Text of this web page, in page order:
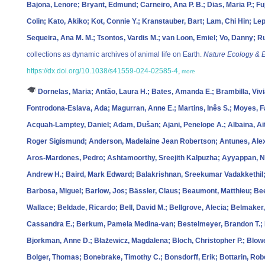
Bajona, Lenore; Bryant, Edmund; Carneiro, Ana P. B.; Dias, Maria P.;
Colin; Kato, Akiko; Kot, Connie Y.; Kranstauber, Bart; Lam, Chi Hin;
Sequeira, Ana M. M.; Tsontos, Vardis M.; van Loon, Emiel; Vo, Danny;
collections as dynamic archives of animal life on Earth. Nature Ecology &
https://dx.doi.org/10.1038/s41559-024-02585-4, more
Dornelas, Maria; Antão, Laura H.; Bates, Amanda E.; Brambilla,
Fontrodona‐Eslava, Ada; Magurran, Anne E.; Martins, Inês S.; Moyes,
Acquah‐Lamptey, Daniel; Adam, Dušan; Ajani, Penelope A.; Albaina,
Roger Sigismund; Anderson, Madelaine Jean Robertson; Antunes,
Aros‐Mardones, Pedro; Ashtamoorthy, Sreejith Kalpuzha; Ayyappan,
Andrew H.; Baird, Mark Edward; Balakrishnan, Sreekumar
Barbosa, Miguel; Barlow, Jos; Bässler, Claus; Beaumont, Matthieu;
Wallace; Beldade, Ricardo; Bell, David M.; Bellgrove, Alecia;
Cassandra E.; Berkum, Pamela Medina‐van; Bestelmeyer, Brandon
Bjorkman, Anne D.; Błażewicz, Magdalena; Bloch, Christopher P.;
Bolger, Thomas; Bonebrake, Timothy C.; Bonsdorff, Erik; Bottarin,